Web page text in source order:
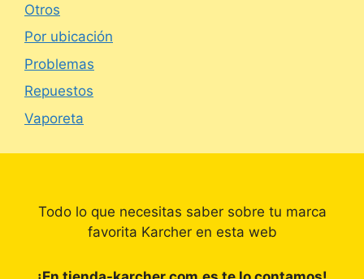
Otros
Por ubicación
Problemas
Repuestos
Vaporeta
Todo lo que necesitas saber sobre tu marca
favorita Karcher en esta web